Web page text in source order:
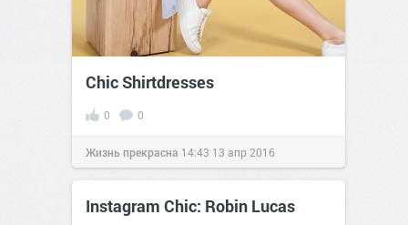
Chic Shirtdresses
0 0
Жизнь прекрасна 14:43 13 апр 2016
Instagram Chic: Robin Lucas